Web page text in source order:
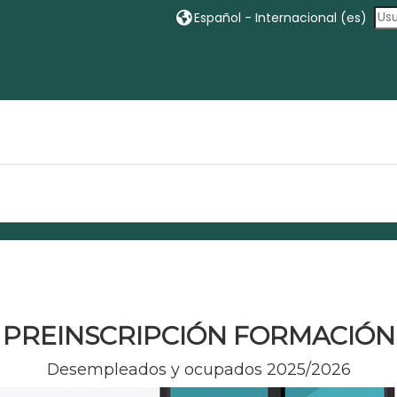
Español - Internacional ‎(es)‎
PREINSCRIPCIÓN FORMACIÓN
Desempleados y ocupados 2025/2026